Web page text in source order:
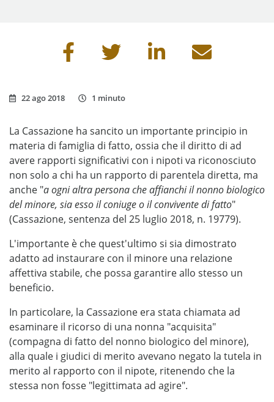
Condividi questa pagina
22 ago 2018 1 minuto
La Cassazione ha sancito un importante principio in
materia di famiglia di fatto, ossia che il diritto di ad
avere rapporti significativi con i nipoti va riconosciuto
non solo a chi ha un rapporto di parentela diretta, ma
anche "a ogni altra persona che affianchi il nonno biologico
del minore, sia esso il coniuge o il convivente di fatto"
(Cassazione, sentenza del 25 luglio 2018, n. 19779).
L'importante è che quest'ultimo si sia dimostrato
adatto ad instaurare con il minore una relazione
affettiva stabile, che possa garantire allo stesso un
beneficio.
In particolare, la Cassazione era stata chiamata ad
esaminare il ricorso di una nonna "acquisita"
(compagna di fatto del nonno biologico del minore),
alla quale i giudici di merito avevano negato la tutela in
merito al rapporto con il nipote, ritenendo che la
stessa non fosse "legittimata ad agire".